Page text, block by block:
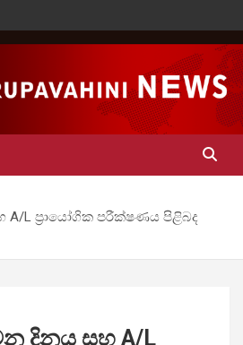
A/L ප්‍රායෝගික පරීක්ෂණය පිළිබද
දිනය සහ A/L